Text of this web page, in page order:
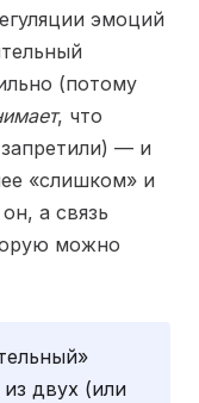
эмоций
(потому
, что
— и
«слишком» и
а связь
можно
двух (или